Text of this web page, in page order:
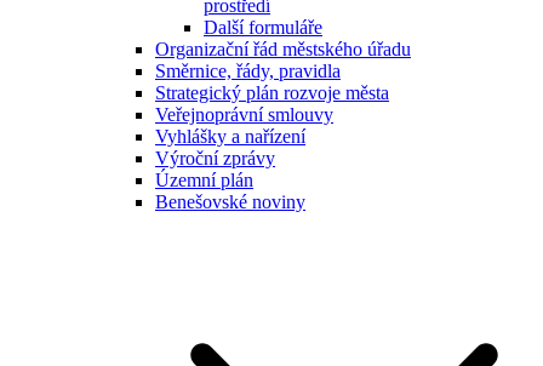
prostředí
Další formuláře
Organizační řád městského úřadu
Směrnice, řády, pravidla
Strategický plán rozvoje města
Veřejnoprávní smlouvy
Vyhlášky a nařízení
Výroční zprávy
Územní plán
Benešovské noviny